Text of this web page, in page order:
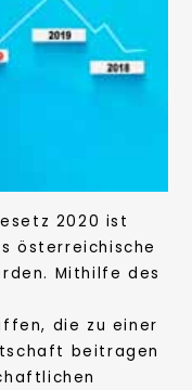
2020 ist
österreichische
Mithilfe des
die zu einer
beitragen